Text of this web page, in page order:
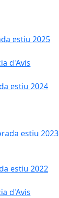
estiu 2025
d'Avis
estiu 2024
estiu 2023
estiu 2022
d'Avis